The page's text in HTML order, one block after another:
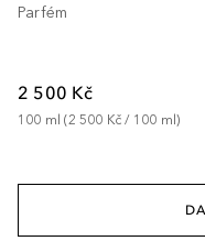
Parfém
2 500 Kč
100 ml (2 500 Kč / 100 ml)